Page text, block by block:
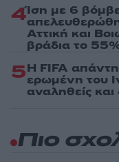
4Ίση με 6
Αττική και
βράδια το
5Η FIFA
ερωμένη του
αναληθείς και
Πιο